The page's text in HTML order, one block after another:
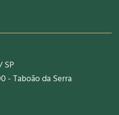
SP
- Taboão da Serra